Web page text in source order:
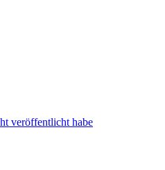
veröffentlicht habe